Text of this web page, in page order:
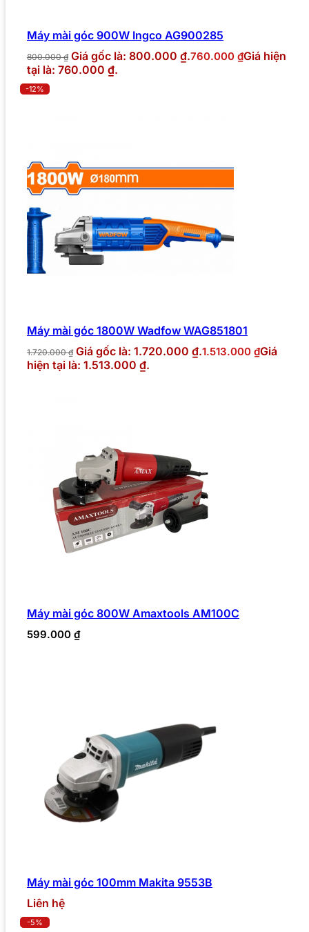
Máy mài góc 900W Ingco AG900285
800.000₫ Giá gốc là: 800.000 ₫.760.000 ₫Giá hiện
tại là: 760.000 ₫.
-12%
Máy mài góc 1800W Wadfow WAG851801
1.720.000₫ Giá gốc là: 1.720.000 ₫.1.513.000 ₫Giá
hiện tại là: 1.513.000 ₫.
Máy mài góc 800W Amaxtools AM100C
599.000 ₫
Máy mài góc 100mm Makita 9553B
Liên hệ
-5%